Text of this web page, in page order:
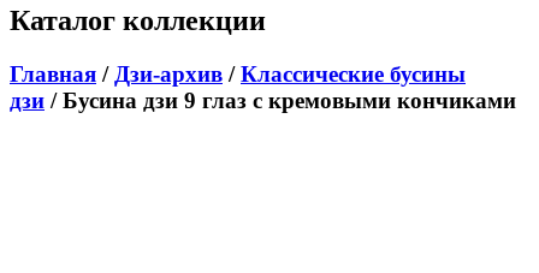
Каталог коллекции
Главная / Дзи-архив /Классические бусины
дзи / Бусина дзи 9 глаз с кремовыми кончиками